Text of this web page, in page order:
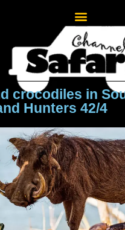
crocodiles in
Hunters 42/4